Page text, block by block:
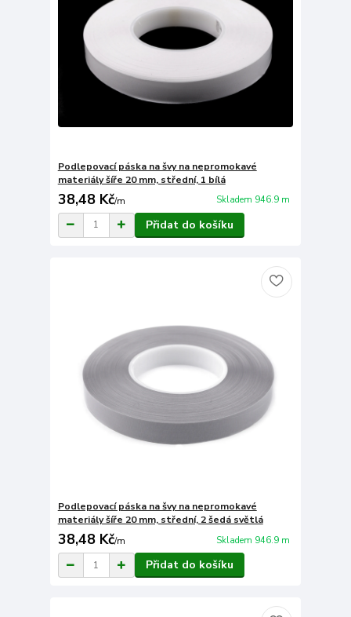
Podlepovací páska na švy na nepromokavé
materiály šíře 20 mm, střední, 1 bílá
38,48 Kč/m Skladem 946.9 m
Přidat do košíku
Podlepovací páska na švy na nepromokavé
materiály šíře 20 mm, střední, 2 šedá světlá
38,48 Kč/m Skladem 946.9 m
Přidat do košíku